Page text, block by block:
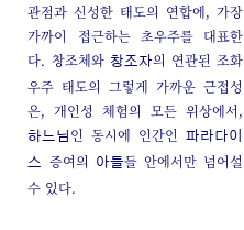
관점과 신성한 태도의 연합에, 가장
가까이 접근하는 초우주를 대표한
다. 창조체와 창조자의 연관된 조화
우주 태도의 그렇게 가까운 근접성
은, 개인성 체험의 모든 위상에서,
하느님 인 동시에 인간인파라다이
스
증여의 아들들 안에서만 넘어설
수 있다.